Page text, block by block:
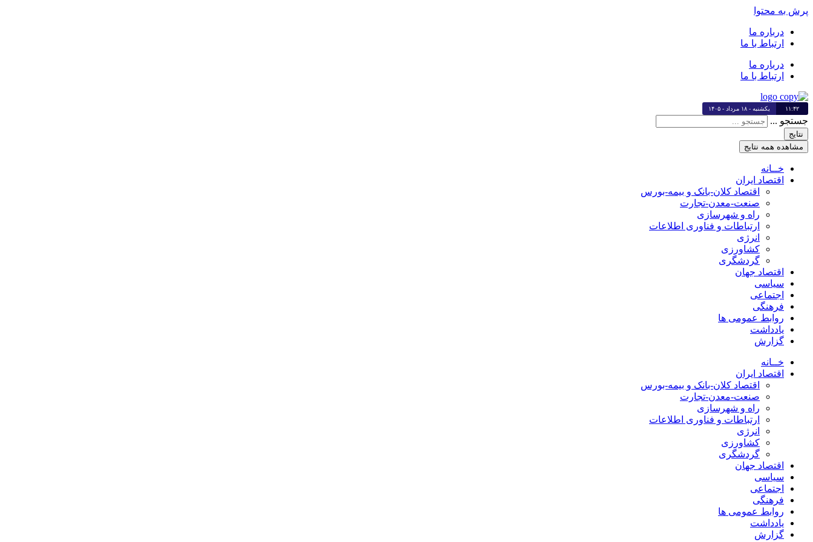
پرش به محتوا
درباره ما
ارتباط با ما
درباره ما
ارتباط با ما
۱۱:۴۲ یکشنبه - ۱۸ مرداد - ۱۴۰۵
جستجو ...
نتایج
مشاهده همه نتایج
خــانه
اقتصاد ایران
اقتصاد کلان-بانک و بیمه-بورس
صنعت-معدن-تجارت
راه و شهرسازی
ارتباطات و فناوری اطلاعات
انرژی
کشاورزی
گردشگری
اقتصاد جهان
سیاسی
اجتماعی
فرهنگی
روابط عمومی ها
یادداشت
گزارش
خــانه
اقتصاد ایران
اقتصاد کلان-بانک و بیمه-بورس
صنعت-معدن-تجارت
راه و شهرسازی
ارتباطات و فناوری اطلاعات
انرژی
کشاورزی
گردشگری
اقتصاد جهان
سیاسی
اجتماعی
فرهنگی
روابط عمومی ها
یادداشت
گزارش